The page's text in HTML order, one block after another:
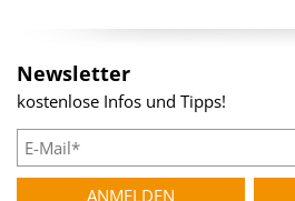
Newsletter
kostenlose Infos und Tipps!